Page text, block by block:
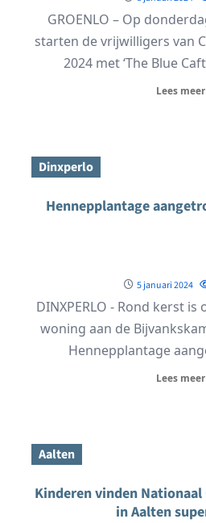
GROENLO – Op
starten de vrijwilligers van
2024 met ‘The Blue
Lees meer
Dinxperlo
Hennepplantage
5 januari 2024
DINXPERLO - Rond kerst
woning aan de
Hennepplantage
Lees meer
Aalten
Kinderen vinden
in Aalten